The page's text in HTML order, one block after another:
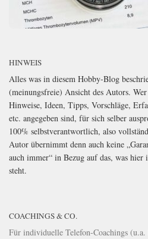
HINWEIS
Alles was in diesem Hobby-Blog
(meinungsfreie) Ansicht des Autors.
Hinweise, Ideen, Tipps, Vorschläge,
etc. angegeben sind, für sich selber
100% selbstverantwortlich, also
Autor übernimmt denn auch keine
auch immer“ in Bezug auf das, was hier
steht.
COACHINGS & CO.
Für individuelle Telefon-Coachings